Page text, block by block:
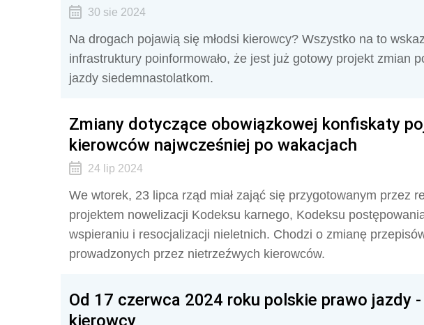
30 sie 2024
Na drogach pojawią się młodsi kierowcy? Wszystko na to
infrastruktury poinformowało, że jest już gotowy projekt zmian
jazdy siedemnastolatkom.
Zmiany dotyczące obowiązkowej konfiskaty
kierowców najwcześniej po wakacjach
24 lip 2024
We wtorek, 23 lipca rząd miał zająć się przygotowanym przez
projektem nowelizacji Kodeksu karnego, Kodeksu
wspieraniu i resocjalizacji nieletnich. Chodzi o zmianę
prowadzonych przez nietrzeźwych kierowców.
Od 17 czerwca 2024 roku polskie prawo jazdy
kierowcy